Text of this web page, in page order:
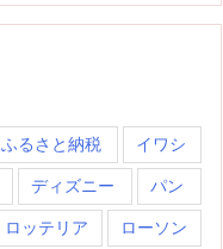
ふるさと納税 イワシ
ディズニー パン
ロッテリア ローソン